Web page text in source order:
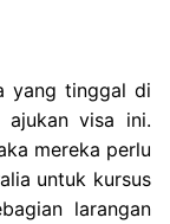
yang tinggal di
ajukan visa ini.
mereka perlu
untuk kursus
larangan